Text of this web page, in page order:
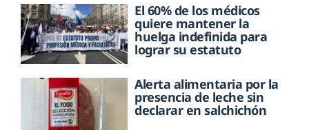
El 60% de los médicos
quiere mantener la
huelga indefinida para
lograr su estatuto
Alerta alimentaria por la
presencia de leche sin
declarar en salchichón